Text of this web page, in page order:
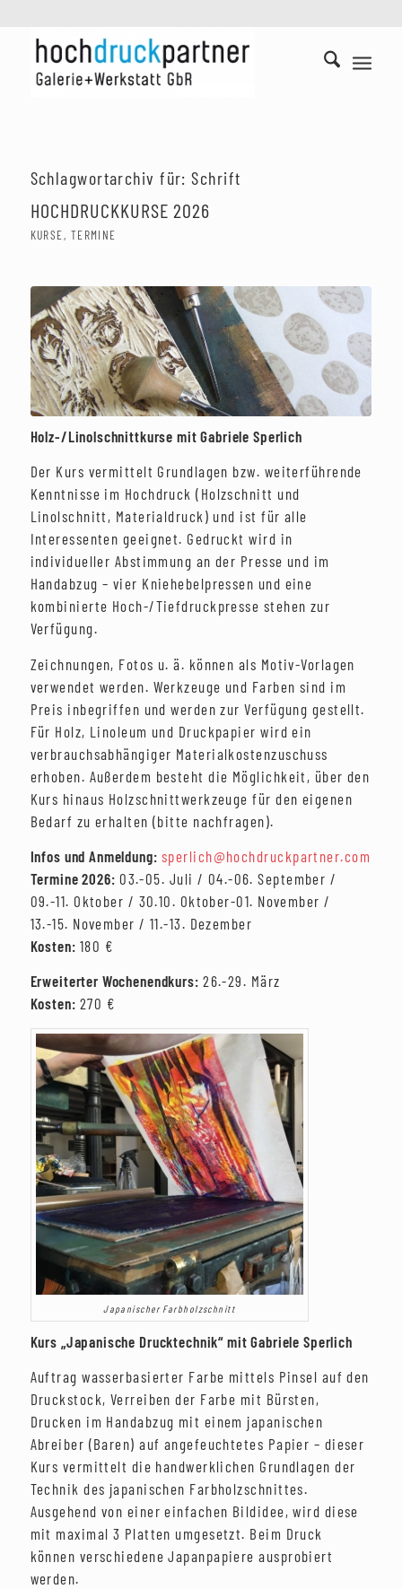
Schlagwortarchiv für:Schrift
HOCHDRUCKKURSE 2026
KURSE, TERMINE
Holz-/Linolschnittkurse mit Gabriele Sperlich
Der Kurs vermittelt Grundlagen bzw. weiterführende
Kenntnisse im Hochdruck (Holzschnitt und
Linolschnitt, Materialdruck) und ist für alle
Interessenten geeignet. Gedruckt wird in
individueller Abstimmung an der Presse und im
Handabzug – vier Kniehebelpressen und eine
kombinierte Hoch-/Tiefdruckpresse stehen zur
Verfügung.
Zeichnungen, Fotos u. ä. können als Motiv-Vorlagen
verwendet werden. Werkzeuge und Farben sind im
Preis inbegriffen und werden zur Verfügung gestellt.
Für Holz, Linoleum und Druckpapier wird ein
verbrauchsabhängiger Materialkostenzuschuss
erhoben. Außerdem besteht die Möglichkeit, über den
Kurs hinaus Holzschnittwerkzeuge für den eigenen
Bedarf zu erhalten (bitte nachfragen).
Infos und Anmeldung: sperlich@hochdruckpartner.com
Termine 2026: 03.-05. Juli / 04.-06. September /
09.-11. Oktober / 30.10. Oktober-01. November /
13.-15. November / 11.-13. Dezember
Kosten: 180 €
Erweiterter Wochenendkurs: 26.-29. März
Kosten: 270 €
Japanischer Farbholzschnitt
Kurs „Japanische Drucktechnik“ mit Gabriele Sperlich
Auftrag wasserbasierter Farbe mittels Pinsel auf den
Druckstock, Verreiben der Farbe mit Bürsten,
Drucken im Handabzug mit einem japanischen
Abreiber (Baren) auf angefeuchtetes Papier – dieser
Kurs vermittelt die handwerklichen Grundlagen der
Technik des japanischen Farbholzschnittes.
Ausgehend von einer einfachen Bildidee, wird diese
mit maximal 3 Platten umgesetzt. Beim Druck
können verschiedene Japanpapiere ausprobiert
werden.